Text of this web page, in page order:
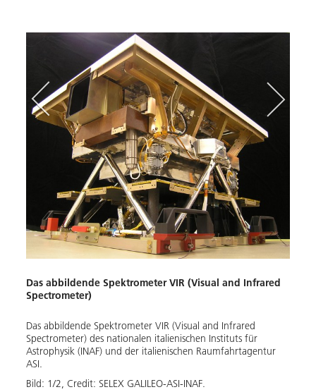
Das abbildende Spektrometer VIR (Visual and Infrared
Spectrometer)
Das abbildende Spektrometer VIR (Visual and Infrared
Spectrometer) des nationalen italienischen Instituts für
Astrophysik (INAF) und der italienischen Raumfahrtagentur
ASI.
Bild: 1/2, Credit: SELEX GALILEO-ASI-INAF.